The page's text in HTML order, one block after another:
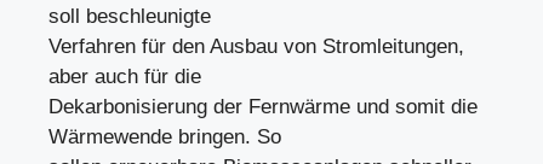
soll beschleunigte
Verfahren für den Ausbau von Stromleitungen,
aber auch für die
Dekarbonisierung der Fernwärme und somit die
Wärmewende bringen. So